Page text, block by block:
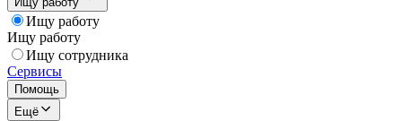
Ищу работу
Ищу работу
Ищу сотрудника
Сервисы
Помощь
Ещё